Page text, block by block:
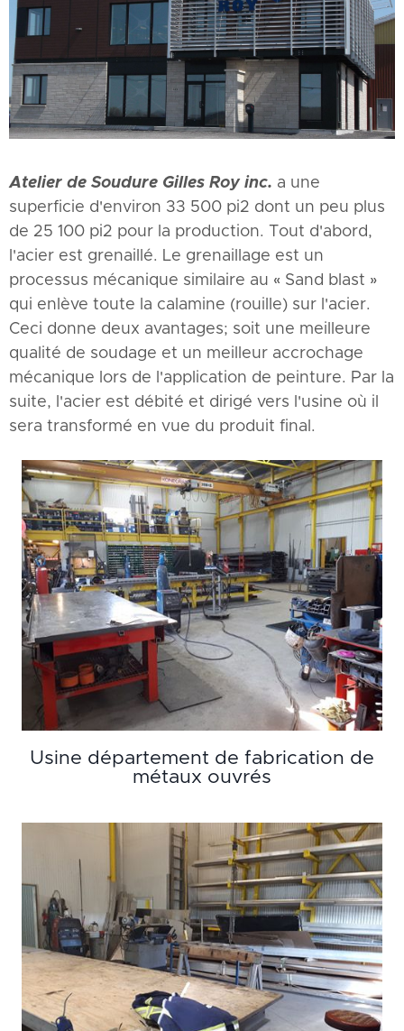
Atelier de Soudure Gilles Roy inc. a une
superficie d'environ 33 500 pi2 dont un peu plus
de 25 100 pi2 pour la production. Tout d'abord,
l'acier est grenaillé. Le grenaillage est un
processus mécanique similaire au « Sand blast »
qui enlève toute la calamine (rouille) sur l'acier.
Ceci donne deux avantages; soit une meilleure
qualité de soudage et un meilleur accrochage
mécanique lors de l'application de peinture. Par la
suite, l'acier est débité et dirigé vers l'usine où il
sera transformé en vue du produit final.
Usine département de fabrication de
métaux ouvrés